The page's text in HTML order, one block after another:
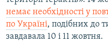
немає необхідності у
по Україні, подібних до
завдавала 10 і 11 жовтня.